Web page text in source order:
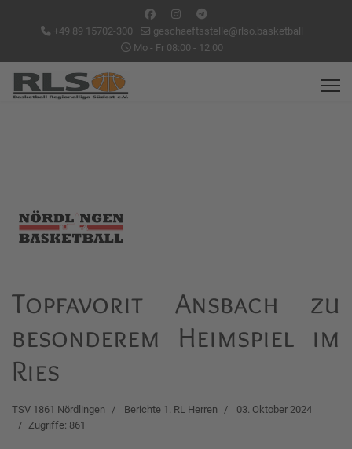
+49 89 15702-300
geschaeftsstelle@rlso.basketball
Mo - Fr 08:00 - 12:00
Topfavorit Ansbach zu
besonderem Heimspiel im
Ries
TSV 1861 Nördlingen Berichte 1. RL Herren
03. Oktober 2024
Zugriffe: 861